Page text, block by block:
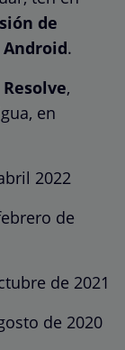
de
.
,
en
2022
de
de 2021
de 2020